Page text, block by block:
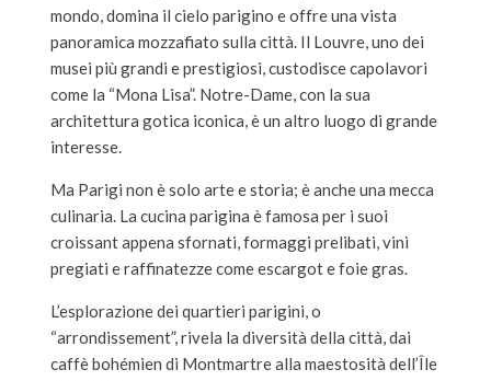
mondo, domina il cielo parigino e offre una vista
panoramica mozzafiato sulla città. Il Louvre, uno dei
musei più grandi e prestigiosi, custodisce capolavori
come la “Mona Lisa”. Notre-Dame, con la sua
architettura gotica iconica, è un altro luogo di grande
interesse.
Ma Parigi non è solo arte e storia; è anche una mecca
culinaria. La cucina parigina è famosa per i suoi
croissant appena sfornati, formaggi prelibati, vini
pregiati e raffinatezze come escargot e foie gras.
L’esplorazione dei quartieri parigini, o
“arrondissement”, rivela la diversità della città, dai
caffè bohémien di Montmartre alla maestosità dell’Île